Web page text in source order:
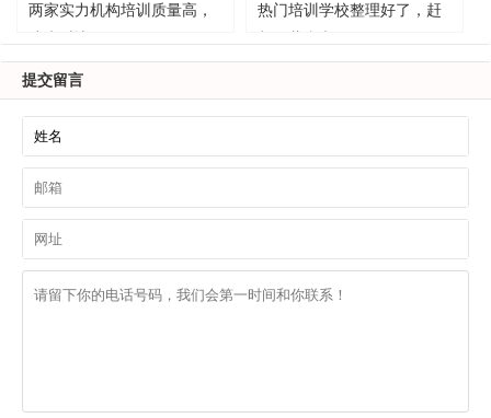
两家实力机构培训质量高，
热门培训学校整理好了，赶
提交留言